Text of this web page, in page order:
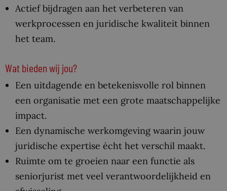
Actief bijdragen aan het verbeteren van
werkprocessen en juridische kwaliteit binnen
het team.
Wat bieden wij jou?
Een uitdagende en betekenisvolle rol binnen
een organisatie met een grote maatschappelijke
impact.
Een dynamische werkomgeving waarin jouw
juridische expertise écht het verschil maakt.
Ruimte om te groeien naar een functie als
seniorjurist met veel verantwoordelijkheid en